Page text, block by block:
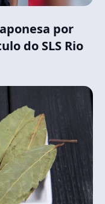
por
do SLS Rio